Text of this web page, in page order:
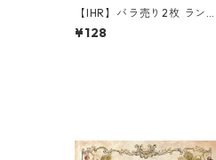
【IHR】バラ売り2枚 ランチ
サイズ ペーパーナプキン EA
RLY MAGIC ホワイト
¥128